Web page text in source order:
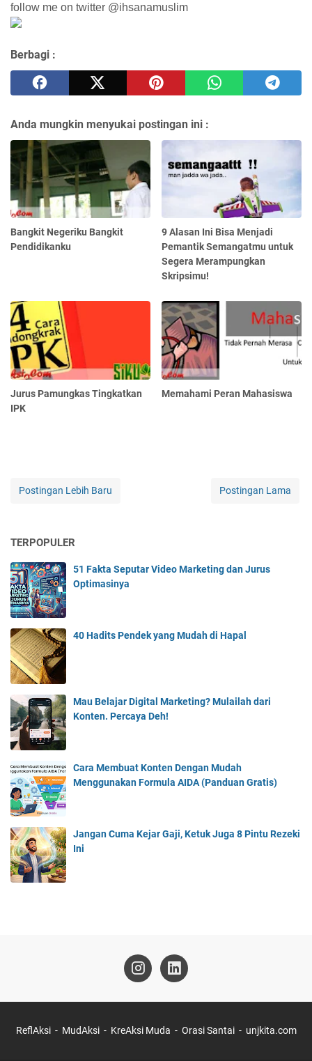
follow me on twitter @ihsanamuslim
Berbagi :
Anda mungkin menyukai postingan ini :
Bangkit Negeriku Bangkit
Pendidikanku
9 Alasan Ini Bisa Menjadi
Pemantik Semangatmu untuk
Segera Merampungkan
Skripsimu!
Jurus Pamungkas Tingkatkan
IPK
Memahami Peran Mahasiswa
Postingan Lebih Baru Postingan Lama
TERPOPULER
51 Fakta Seputar Video Marketing dan Jurus
Optimasinya
40 Hadits Pendek yang Mudah di Hapal
Mau Belajar Digital Marketing? Mulailah dari
Konten. Percaya Deh!
Cara Membuat Konten Dengan Mudah
Menggunakan Formula AIDA (Panduan Gratis)
Jangan Cuma Kejar Gaji, Ketuk Juga 8 Pintu Rezeki
Ini
ReflAksi MudAksi KreAksi Muda Orasi Santai unjkita.com